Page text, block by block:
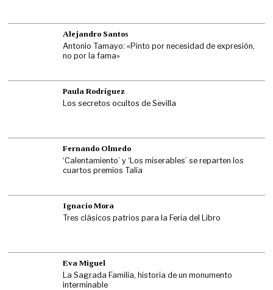
Alejandro Santos
Antonio Tamayo: «Pinto por necesidad de expresión,
no por la fama»
Paula Rodríguez
Los secretos ocultos de Sevilla
Fernando Olmedo
‘Calentamiento’ y ‘Los miserables’ se reparten los
cuartos premios Talía
Ignacio Mora
Tres clásicos patrios para la Feria del Libro
Eva Miguel
La Sagrada Familia, historia de un monumento
interminable